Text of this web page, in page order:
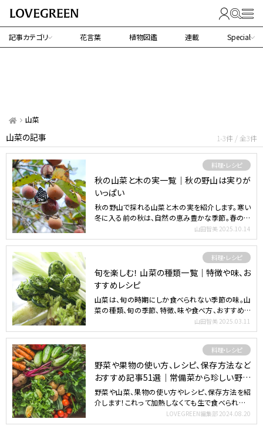
記事カテゴリ 花言葉 植物図鑑 連載 Special
山菜
山菜の記事 1-3件 / 全3件
料理・レシピ
秋の山菜と木の実一覧｜秋の野山は実りが
いっぱい
秋の野山で採れる山菜と木の実を紹介します。寒い
冬に入る前の秋は、自然の恵み豊かな季節。春の芽
山田智美 2025.10.14
料理・レシピ
旬を楽しむ！ 山菜の種類一覧｜特徴や味、お
すすめレシピ
山菜は、旬の時期にしか食べられない季節の味。山
菜の種類、旬の季節、特徴、味や食べ方、おすすめレ
山田智美 2025.03.11
料理・レシピ
野菜や果物の使い方、レシピ、保存方法など
おすすめ記事51選｜常備菜から珍しい野菜
まで
野菜や山菜、果物の使い方やレシピ、保存方法を紹
介します！これって加熱しなくても生で食べられる？
LOVEGREEN編集部 2024.08.20